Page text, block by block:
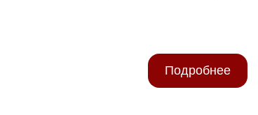
Подробнее